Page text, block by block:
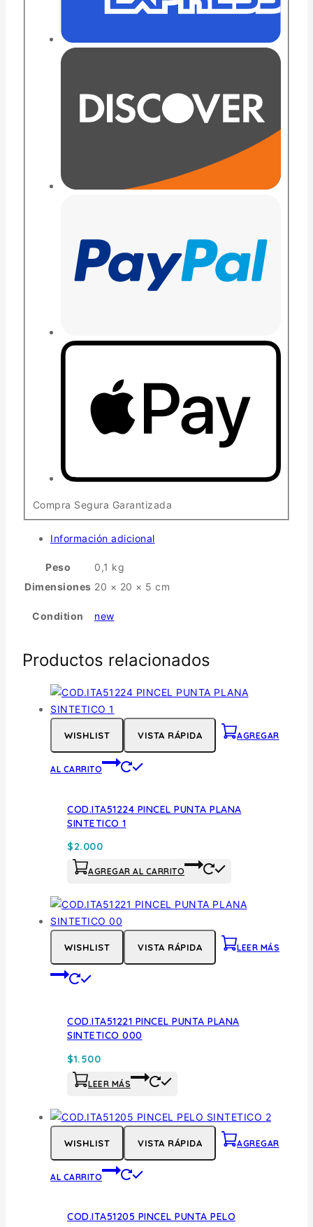
Compra Segura Garantizada
Información adicional
Peso
0,1 kg
Dimensiones 20 × 20 × 5 cm
Condition new
Productos relacionados
WISHLIST VISTA RÁPIDA AGREGAR
AL CARRITO
COD.ITA51224 PINCEL PUNTA PLANA
SINTETICO 1
$2.000
AGREGAR AL CARRITO
WISHLIST VISTA RÁPIDA LEER MÁS
COD.ITA51221 PINCEL PUNTA PLANA
SINTETICO 000
$1.500
LEER MÁS
WISHLIST VISTA RÁPIDA AGREGAR
AL CARRITO
COD.ITA51205 PINCEL PUNTA PELO